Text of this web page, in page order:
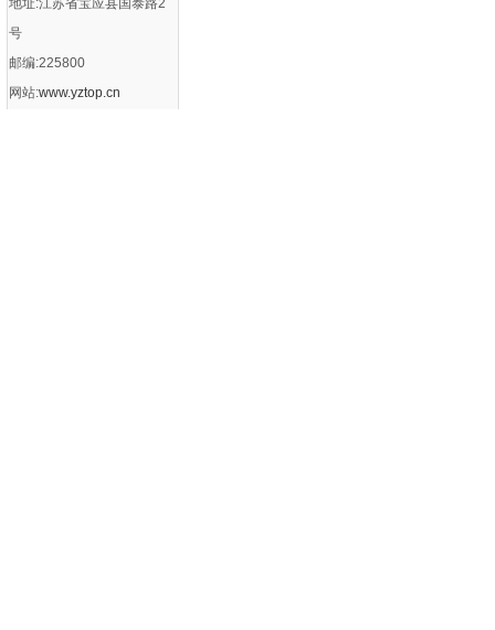
地址:江苏省宝应县国泰路2
号
邮编:225800
网站:www.yztop.cn